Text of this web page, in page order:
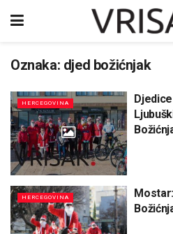
Oznaka: djed božićnjak
HERCEGOVINA
HERCEGOVINA